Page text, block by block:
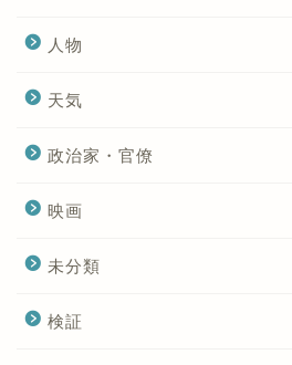
人物
天気
政治家・官僚
映画
未分類
検証